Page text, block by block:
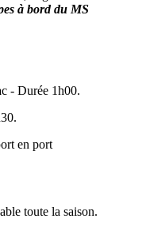
à bord du MS
- Durée 1h00.
en port
toute la saison.